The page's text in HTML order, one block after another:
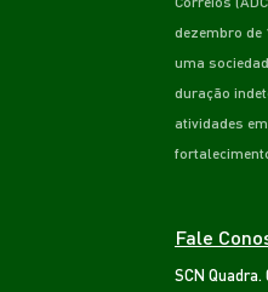
dezembro de
uma
duração
atividades
Fale
SCN